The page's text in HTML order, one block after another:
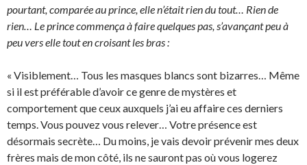
pourtant, comparée au prince, elle n’était rien du tout… Rien de
rien… Le prince commença à faire quelques pas, s’avançant peu à
peu vers elle tout en croisant les bras :
« Visiblement… Tous les masques blancs sont bizarres… Même
si il est préférable d’avoir ce genre de mystères et
comportement que ceux auxquels j’ai eu affaire ces derniers
temps. Vous pouvez vous relever… Votre présence est
désormais secrète… Du moins, je vais devoir prévenir mes deux
frères mais de mon côté, ils ne sauront pas où vous logerez